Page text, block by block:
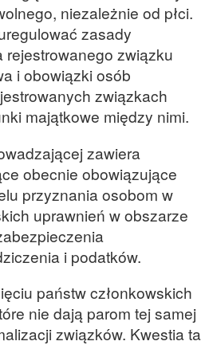
niezależnie od płci.
zasady
rejestrowanego związku
i obowiązki osób
związkach
majątkowe między nimi.
zawiera
obecnie obowiązujące
przyznania osobom w
uprawnień w obszarze
i podatków.
państw członkowskich
nie dają parom tej samej
związków. Kwestia ta